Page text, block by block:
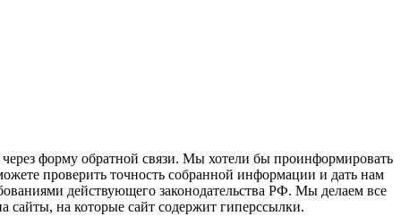
форму обратной связи. Мы хотели бы проинформировать
проверить точность собранной информации и дать нам
действующего законодательства РФ. Мы делаем все
сайты, на которые сайт содержит гиперссылки.